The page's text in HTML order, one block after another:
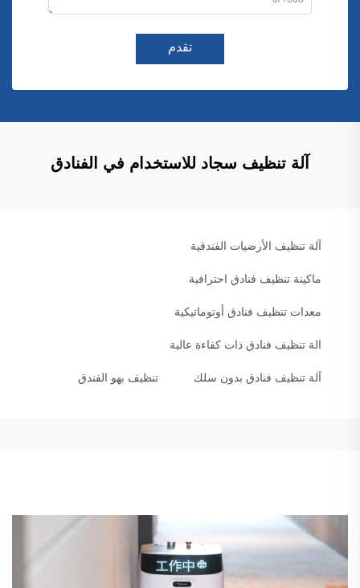
تقدم
آلة تنظيف سجاد للاستخدام في الفنادق
آلة تنظيف الأرضيات الفندقية
ماكينة تنظيف فنادق احترافية
معدات تنظيف فنادق أوتوماتيكية
الة تنظيف فنادق ذات كفاءة عالية
آلة تنظيف فنادق بدون سلك تنظيف بهو الفندق